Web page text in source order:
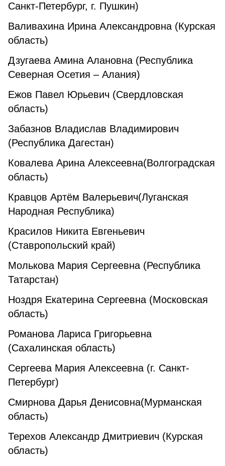
Санкт-Петербург, г. Пушкин)
Валивахина Ирина Александровна (Курская
область)
Дзугаева Амина Алановна (Республика
Северная Осетия – Алания)
Ежов Павел Юрьевич (Свердловская
область)
Забазнов Владислав Владимирович
(Республика Дагестан)
Ковалева Арина Алексеевна(Волгоградская
область)
Кравцов Артём Валерьевич(Луганская
Народная Республика)
Красилов Никита Евгеньевич
(Ставропольский край)
Молькова Мария Сергеевна (Республика
Татарстан)
Ноздря Екатерина Сергеевна (Московская
область)
Романова Лариса Григорьевна
(Сахалинская область)
Сергеева Мария Алексеевна (г. Санкт-
Петербург)
Смирнова Дарья Денисовна(Мурманская
область)
Терехов Александр Дмитриевич (Курская
область)